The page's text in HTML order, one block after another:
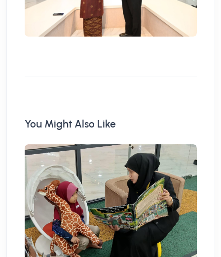
You Might Also Like